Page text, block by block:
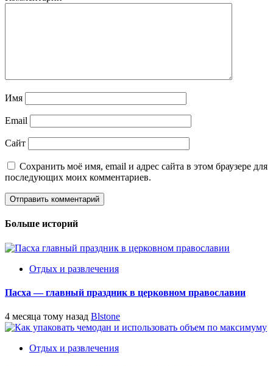
Имя
Email
Сайт
Сохранить моё имя, email и адрес сайта в этом браузере для
последующих моих комментариев.
Больше историй
Отдых и развлечения
Пасха — главный праздник в церковном православии
4 месяца тому назад Blstone
Отдых и развлечения